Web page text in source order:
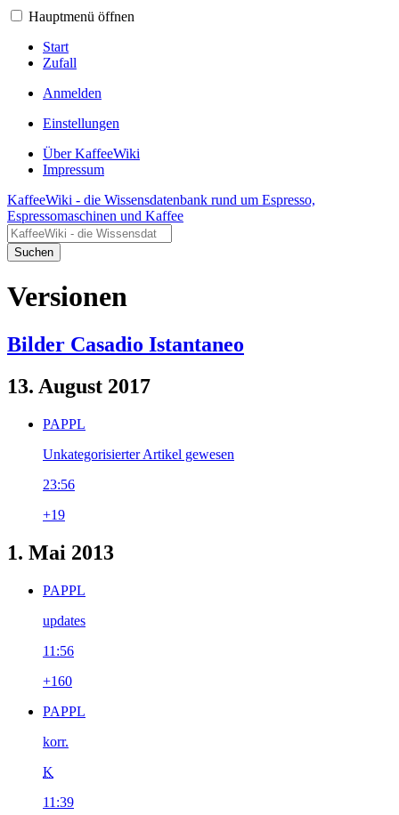
Hauptmenü öffnen
Start
Zufall
Anmelden
Einstellungen
Über KaffeeWiki
Impressum
KaffeeWiki - die Wissensdatenbank rund um Espresso,
Espressomaschinen und Kaffee
Suchen
Versionen
Bilder Casadio Istantaneo
13. August 2017
PAPPL
Unkategorisierter Artikel gewesen
23:56
+19
1. Mai 2013
PAPPL
updates
11:56
+160
PAPPL
korr.
K
11:39